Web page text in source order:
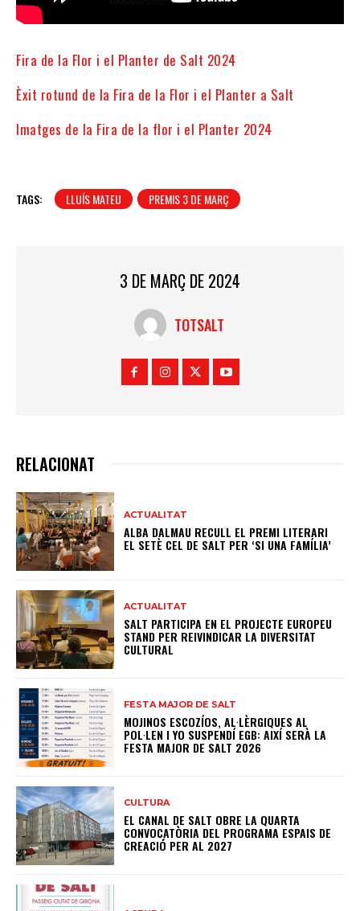
Fira de la Flor i el Planter de Salt 2024
Èxit rotund de la Fira de la Flor i el Planter a Salt
Imatges de la Fira de la flor i el Planter 2024
TAGS: LLUÍS MATEU PREMIS 3 DE MARÇ
3 DE MARÇ DE 2024
TOTSALT
RELACIONAT
ACTUALITAT
ALBA DALMAU RECULL EL PREMI LITERARI
EL SETÈ CEL DE SALT PER ‘SI UNA FAMÍLIA’
ACTUALITAT
SALT PARTICIPA EN EL PROJECTE EUROPEU
STAND PER REIVINDICAR LA DIVERSITAT
CULTURAL
FESTA MAJOR DE SALT
MOJINOS ESCOZÍOS, AL·LÈRGIQUES AL
POL·LEN I YO SUSPENDÍ EGB: AIXÍ SERÀ LA
FESTA MAJOR DE SALT 2026
CULTURA
EL CANAL DE SALT OBRE LA QUARTA
CONVOCATÒRIA DEL PROGRAMA ESPAIS DE
CREACIÓ PER AL 2027